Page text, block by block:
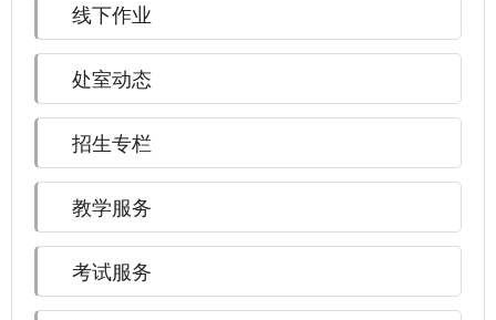
线下作业
处室动态
招生专栏
教学服务
考试服务